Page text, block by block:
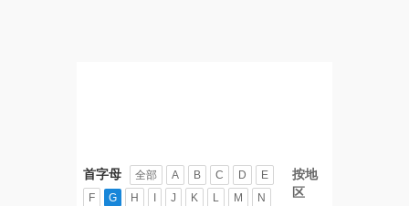
首字母 全部 A B C D
E
F
G H J K L M
N
按地
区